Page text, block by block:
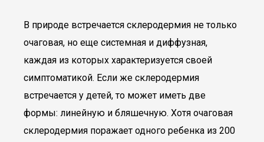
В природе встречается склеродермия не только
очаговая, но еще системная и диффузная,
каждая из которых характеризуется своей
симптоматикой. Если же склеродермия
встречается у детей, то может иметь две
формы: линейную и бляшечную. Хотя очаговая
склеродермия поражает одного ребенка из 200